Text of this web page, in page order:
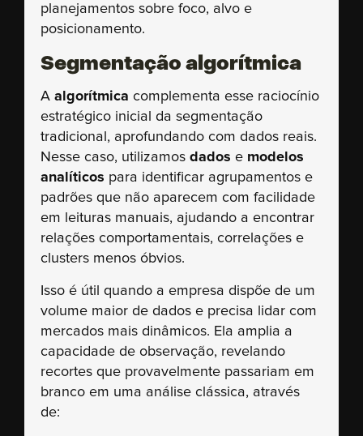
planejamentos sobre foco, alvo e
posicionamento.
Segmentação algorítmica
A algorítmica complementa esse raciocínio
estratégico inicial da segmentação
tradicional, aprofundando com dados reais.
Nesse caso, utilizamos dados e modelos
analíticos para identificar agrupamentos e
padrões que não aparecem com facilidade
em leituras manuais, ajudando a encontrar
relações comportamentais, correlações e
clusters menos óbvios.
Isso é útil quando a empresa dispõe de um
volume maior de dados e precisa lidar com
mercados mais dinâmicos. Ela amplia a
capacidade de observação, revelando
recortes que provavelmente passariam em
branco em uma análise clássica, através
de: